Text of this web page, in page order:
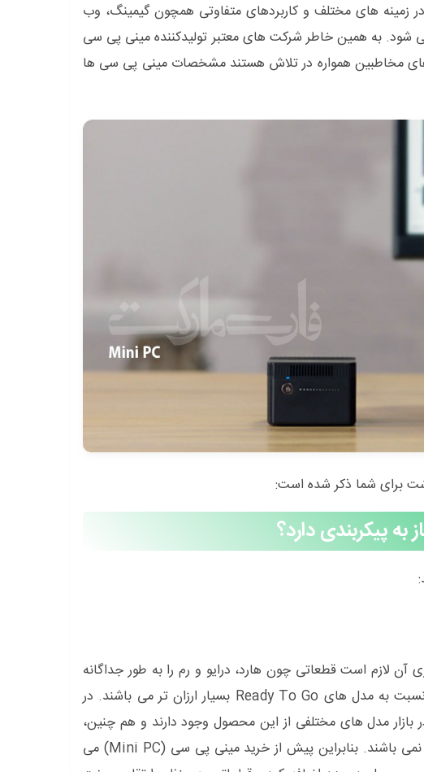
در زمینه های مختلف و کاربردهای متفاوتی همچون گیمینگ، وب
شود. به همین خاطر شرکت های معتبر تولیدکننده مینی پی سی
مخاطبین همواره در تلاش هستند مشخصات مینی پی سی ها
برای شما ذکر شده است:
به پیکربندی دارد؟
چون هارد، درایو و رم را به طور جداگانه
به مدل های Ready To Go بسیار ارزان تر می باشند. در
بازار مدل های مختلفی از این محصول وجود دارند و هم چنین،
پیش از خرید مینی پی سی (Mini PC) می